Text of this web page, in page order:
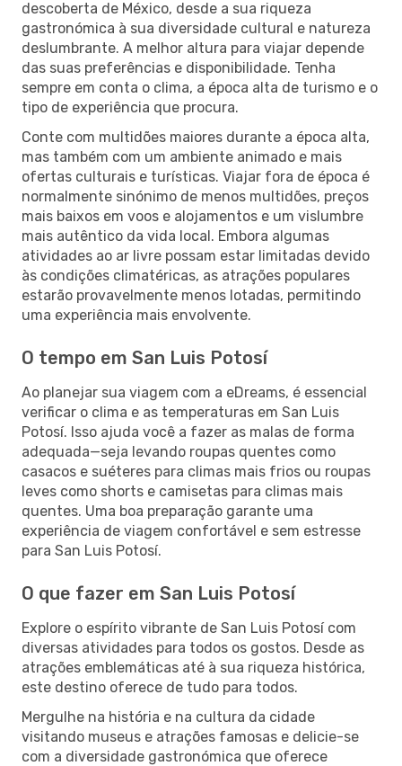
descoberta de México, desde a sua riqueza
gastronómica à sua diversidade cultural e natureza
deslumbrante. A melhor altura para viajar depende
das suas preferências e disponibilidade. Tenha
sempre em conta o clima, a época alta de turismo e o
tipo de experiência que procura.
Conte com multidões maiores durante a época alta,
mas também com um ambiente animado e mais
ofertas culturais e turísticas. Viajar fora de época é
normalmente sinónimo de menos multidões, preços
mais baixos em voos e alojamentos e um vislumbre
mais autêntico da vida local. Embora algumas
atividades ao ar livre possam estar limitadas devido
às condições climatéricas, as atrações populares
estarão provavelmente menos lotadas, permitindo
uma experiência mais envolvente.
O tempo em San Luis Potosí
Ao planejar sua viagem com a eDreams, é essencial
verificar o clima e as temperaturas em San Luis
Potosí. Isso ajuda você a fazer as malas de forma
adequada—seja levando roupas quentes como
casacos e suéteres para climas mais frios ou roupas
leves como shorts e camisetas para climas mais
quentes. Uma boa preparação garante uma
experiência de viagem confortável e sem estresse
para San Luis Potosí.
O que fazer em San Luis Potosí
Explore o espírito vibrante de San Luis Potosí com
diversas atividades para todos os gostos. Desde as
atrações emblemáticas até à sua riqueza histórica,
este destino oferece de tudo para todos.
Mergulhe na história e na cultura da cidade
visitando museus e atrações famosas e delicie-se
com a diversidade gastronómica que oferece